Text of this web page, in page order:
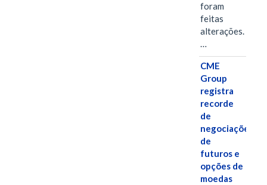
foram
feitas
alterações.
…
CME
Group
registra
recorde
de
negociações
de
futuros e
opções de
moedas